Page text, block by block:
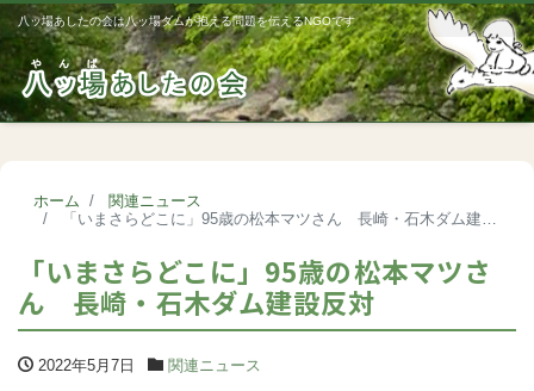
八ッ場あしたの会は八ッ場ダムが抱える問題を伝えるNGOです
ホーム
関連ニュース
「いまさらどこに」95歳の松本マツさん 長崎・石木ダム建設反対
「いまさらどこに」95歳の松本マツさ
ん 長崎・石木ダム建設反対
2022年5月7日 関連ニュース